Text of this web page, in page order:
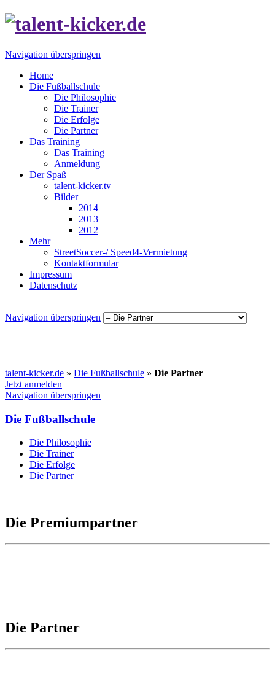
Navigation überspringen
Home
Die Fußballschule
Die Philosophie
Die Trainer
Die Erfolge
Die Partner
Das Training
Das Training
Anmeldung
Der Spaß
talent-kicker.tv
Bilder
2014
2013
2012
Mehr
StreetSoccer-/ Speed4-Vermietung
Kontaktformular
Impressum
Datenschutz
Navigation überspringen
talent-kicker.de » Die Fußballschule » Die Partner
Jetzt anmelden
Navigation überspringen
Die Fußballschule
Die Philosophie
Die Trainer
Die Erfolge
Die Partner
Die Premiumpartner
Die Partner